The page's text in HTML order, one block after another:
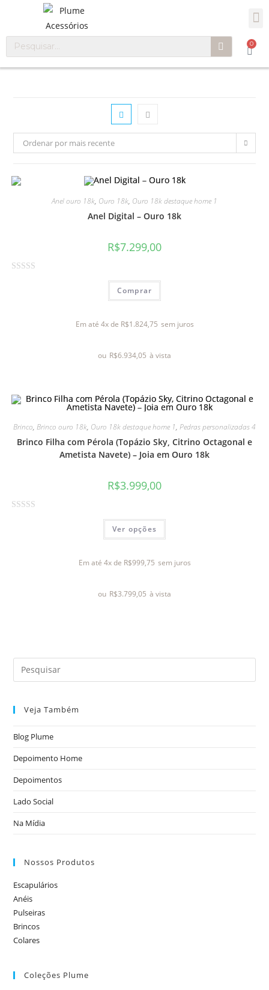
0
Ordenar por mais recente
Anel ouro 18k, Ouro 18k, Ouro 18k destaque home 1
Anel Digital – Ouro 18k
R$7.299,00
0
e
Comprar
Em até 4x de R$1.824,75 sem juros
ou R$6.934,05 à vista
Brinco, Brinco ouro 18k, Ouro 18k destaque home 1, Pedras personalizadas 4
Brinco Filha com Pérola (Topázio Sky, Citrino Octagonal e
Ametista Navete) – Joia em Ouro 18k
R$3.999,00
Ver opções
Em até 4x de R$999,75 sem juros
ou R$3.799,05 à vista
Veja Também
Blog Plume
Depoimento Home
Depoimentos
Lado Social
Na Mídia
Nossos Produtos
Escapulários
Anéis
Pulseiras
Brincos
Colares
Coleções Plume